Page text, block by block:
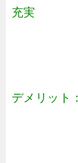
充実
デメリット